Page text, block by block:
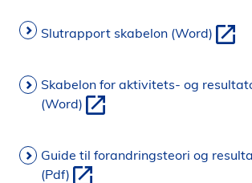
Slutrapport skabelon (Word)
Skabelon for aktivitets- og
(Word)
Guide til forandringsteori og
(Pdf)